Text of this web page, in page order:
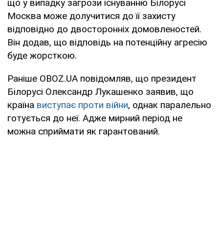
що у випадку загрози існуванню Білорусі
Москва може долучитися до її захисту
відповідно до двосторонніх домовленостей.
Він додав, що відповідь на потенційну агресію
буде жорсткою.
Раніше OBOZ.UA повідомляв, що президент
Білорусі Олександр Лукашенко заявив, що
країна виступає проти війни, однак паралельно
готується до неї. Адже мирний період не
можна сприймати як гарантований.